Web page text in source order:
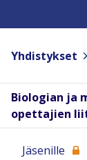
Yhdistykset
Biologian ja
opettajien
Jäsenille